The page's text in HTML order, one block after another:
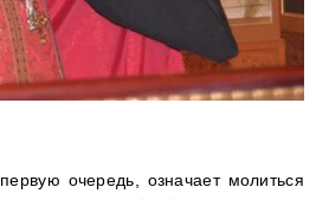
очередь, означает молиться